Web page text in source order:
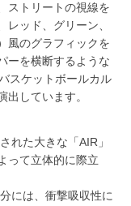
ストリートの視線を
ッド、グリーン、
風のグラフィックを
ーを横断するような
スケットボールカル
しています。
れた大きな「AIR」
って立体的に際立
には、衝撃吸収性に